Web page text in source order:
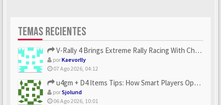
TEMAS RECIENTES
V-Rally 4 Brings Extreme Rally Racing With Challenging Track...
porKaevorlly
07 Ago 2026, 04:12
u4gm + D4 Items Tips: How Smart Players Optimize Gear, Build...
porSjolund
06 Ago 2026, 10:01